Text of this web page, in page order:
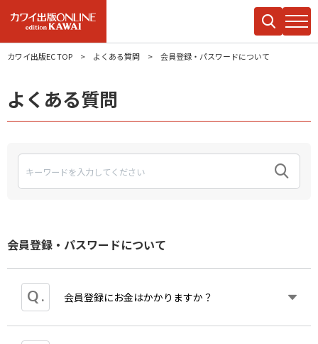
カワイ出版EC TOP よくある質問 会員登録・パスワードについて
よくある質問
会員登録・パスワードについて
会員登録にお金はかかりますか？